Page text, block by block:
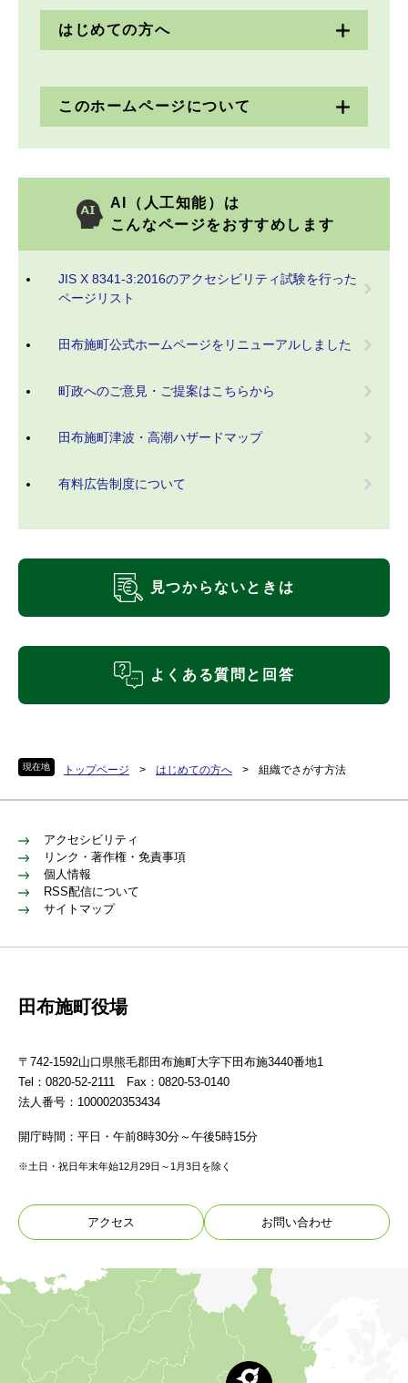
現在地 トップページ > はじめての方へ > 組織でさがす方法
はじめての方へ
このホームページについて
AI（人工知能）は
こんなページをおすすめします
JIS X 8341-3:2016のアクセシビリティ試験を行った
ページリスト
田布施町公式ホームページをリニューアルしました
町政へのご意見・ご提案はこちらから
田布施町津波・高潮ハザードマップ
有料広告制度について
見つからないときは
よくある質問と回答
アクセシビリティ
リンク・著作権・免責事項
個人情報
RSS配信について
サイトマップ
田布施町役場
〒742-1592山口県熊毛郡田布施町大字下田布施3440番地1
Tel：0820-52-2111 Fax：0820-53-0140
法人番号：1000020353434
開庁時間：平日・午前8時30分～午後5時15分
※土日・祝日年末年始12月29日～1月3日を除く
アクセス お問い合わせ